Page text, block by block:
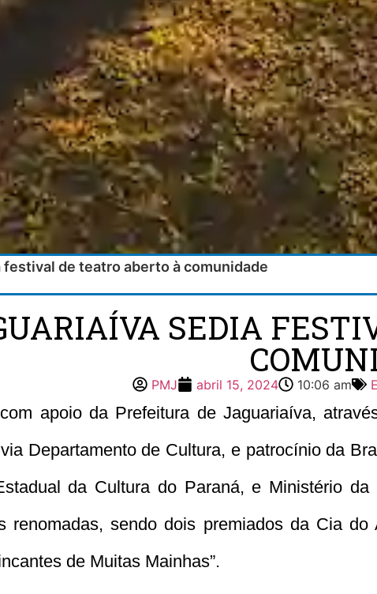
festival de teatro aberto à comunidade
SEDIA
PMJ abril 15, 2024 10:06 am
apoio da Prefeitura de Jaguariaíva,
Departamento de Cultura, e patrocínio da
da Cultura do Paraná, e Ministério
renomadas, sendo dois premiados da Cia
de Muitas Mainhas”.